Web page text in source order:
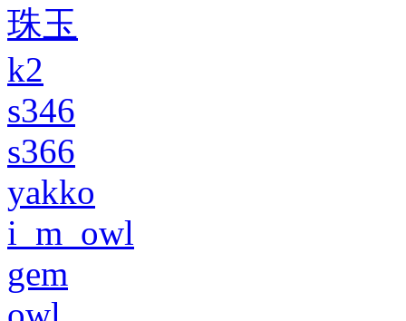
珠玉
k2
s346
s366
yakko
i_m_owl
gem